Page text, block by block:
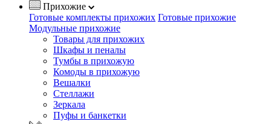
Прихожие
Готовые комплекты прихожих Готовые прихожие
Модульные прихожие
Товары для прихожих
Шкафы и пеналы
Тумбы в прихожую
Комоды в прихожую
Вешалки
Стеллажи
Зеркала
Пуфы и банкетки